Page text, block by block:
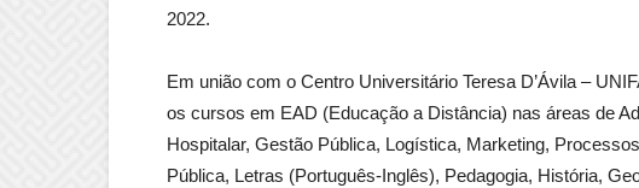
2022.
Em união com o Centro Universitário Teresa D’Ávila –
os cursos em EAD (Educação a Distância) nas áreas de
Hospitalar, Gestão Pública, Logística, Marketing,
Pública, Letras (Português-Inglês), Pedagogia, História,